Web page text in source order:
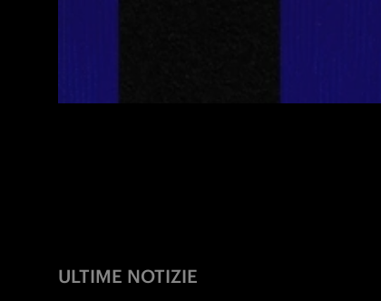
ULTIME NOTIZIE